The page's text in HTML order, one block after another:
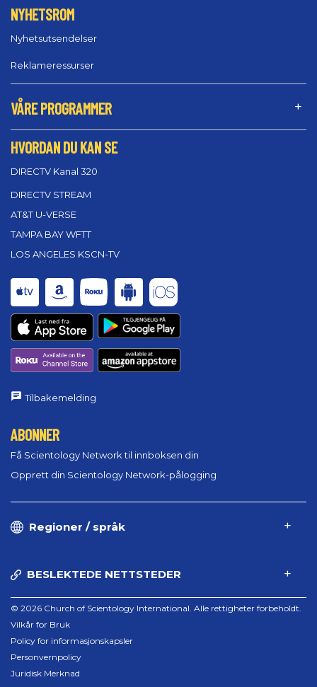
NYHETSROM
Nyhetsutsendelser
Reklameressurser
VÅRE PROGRAMMER
HVORDAN DU KAN SE
DIRECTV Kanal 320
DIRECTV STREAM
AT&T U-VERSE
TAMPA BAY WFTT
LOS ANGELES KSCN-TV
Tilbakemelding
ABONNER
Få Scientology Network til innboksen din
Opprett din Scientology Network-pålogging
Regioner / språk
BESLEKTEDE NETTSTEDER
© 2026 Church of Scientology International. Alle rettigheter forbeholdt.
Vilkår for Bruk
Policy for informasjonskapsler
Personvernpolicy
Juridisk Merknad